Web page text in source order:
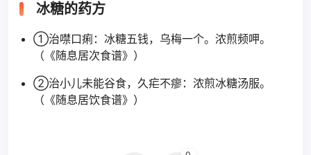
冰糖的药方
①治噤口痢：冰糖五钱，乌梅一个。浓煎频呷。
（《随息居次食谱》）
②治小儿未能谷食，久疟不瘳：浓煎冰糖汤服。
（《随息居饮食谱》）